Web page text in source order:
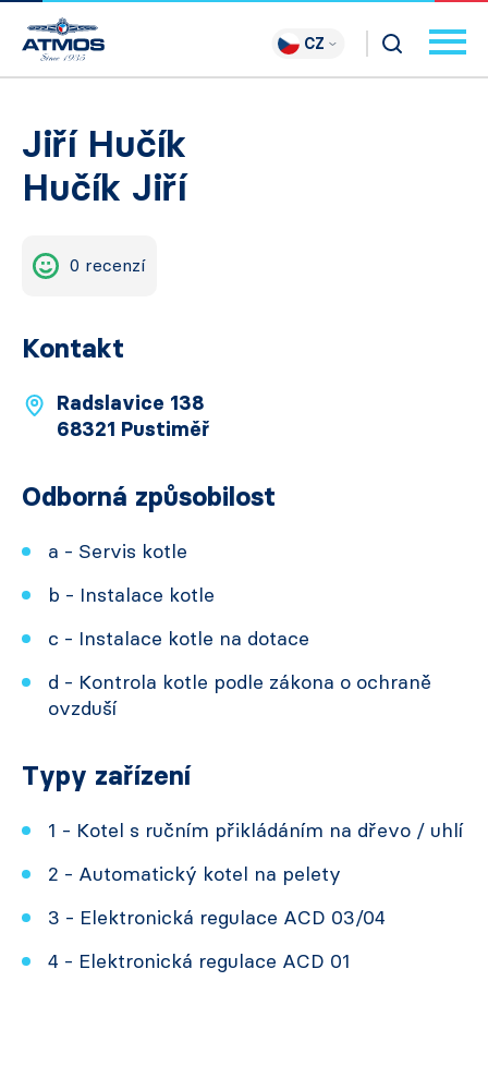
CZ
Jiří Hučík
Hučík Jiří
0 recenzí
Kontakt
Radslavice 138
68321 Pustiměř
Odborná způsobilost
a - Servis kotle
b - Instalace kotle
c - Instalace kotle na dotace
d - Kontrola kotle podle zákona o ochraně
ovzduší
Typy zařízení
1 - Kotel s ručním přikládáním na dřevo / uhlí
2 - Automatický kotel na pelety
3 - Elektronická regulace ACD 03/04
4 - Elektronická regulace ACD 01